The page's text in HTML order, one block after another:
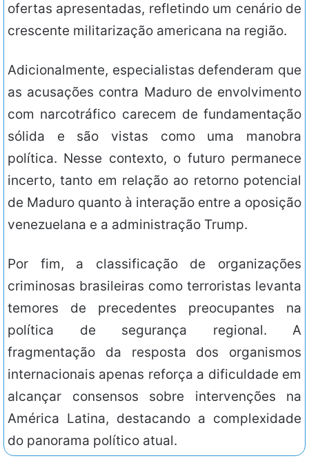
ofertas apresentadas, refletindo um cenário de
crescente militarização americana na região.
Adicionalmente, especialistas defenderam que
as acusações contra Maduro de envolvimento
com narcotráfico carecem de fundamentação
sólida e são vistas como uma manobra
política. Nesse contexto, o futuro permanece
incerto, tanto em relação ao retorno potencial
de Maduro quanto à interação entre a oposição
venezuelana e a administração Trump.
Por fim, a classificação de organizações
criminosas brasileiras como terroristas levanta
temores de precedentes preocupantes na
política de segurança regional. A
fragmentação da resposta dos organismos
internacionais apenas reforça a dificuldade em
alcançar consensos sobre intervenções na
América Latina, destacando a complexidade
do panorama político atual.